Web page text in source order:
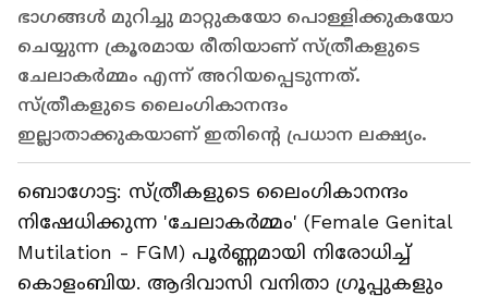
ഭാഗങ്ങള്‍ മുറിച്ചു മാറ്റുകയോ പൊള്ളിക്കുകയോ
ചെയ്യുന്ന ക്രൂരമായ രീതിയാണ് സ്ത്രീകളുടെ
ചേലാകര്‍മ്മം എന്ന് അറിയപ്പെടുന്നത്.
സ്ത്രീകളുടെ ലൈംഗികാനന്ദം
ഇല്ലാതാക്കുകയാണ് ഇതിന്റെ പ്രധാന ലക്ഷ്യം.
ബൊഗോട്ട: സ്ത്രീകളുടെ ലൈംഗികാനന്ദം
നിഷേധിക്കുന്ന 'ചേലാകര്‍മ്മം' (Female Genital
Mutilation - FGM) പൂര്‍ണ്ണമായി നിരോധിച്ച്
കൊളംബിയ. ആദിവാസി വനിതാ ഗ്രൂപ്പുകളും